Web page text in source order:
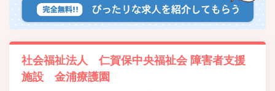
社会福祉法人 仁賀保中央福祉会 障害者支援
施設 金浦療護園